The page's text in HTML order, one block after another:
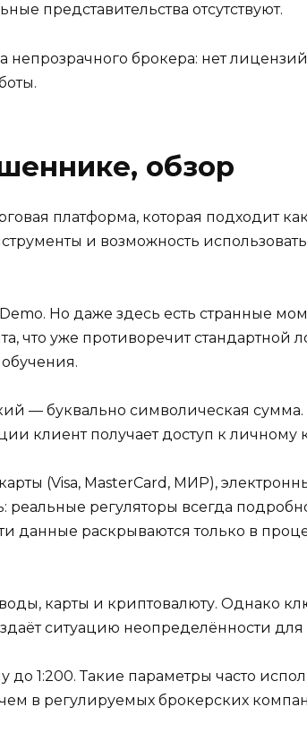
представительства отсутствуют.
непрозрачного брокера: нет
обзор
платформа, которая подходит
и возможность
Но даже здесь есть странные
что уже противоречит стандартной
— буквально символическая сумма.
клиент получает доступ к личному
(Visa, MasterCard, МИР),
реальные регуляторы всегда
данные раскрываются только в
карты и криптовалюту. Однако
ситуацию неопределённости для
1:200. Такие параметры часто
в регулируемых брокерских